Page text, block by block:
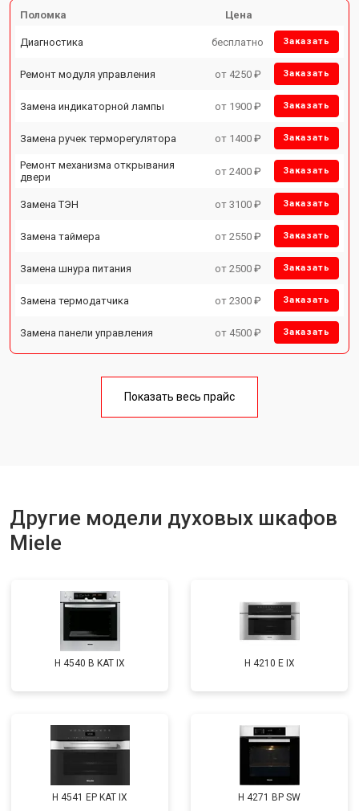
Поломка Цена
Диагностика бесплатно Заказать
Ремонт модуля управления от 4250 ₽ Заказать
Замена индикаторной лампы от 1900 ₽ Заказать
Замена ручек терморегулятора от 1400 ₽ Заказать
Ремонт механизма открывания
двери
от 2400 ₽ Заказать
Замена ТЭН от 3100 ₽ Заказать
Замена таймера от 2550 ₽ Заказать
Замена шнура питания от 2500 ₽ Заказать
Замена термодатчика от 2300 ₽ Заказать
Замена панели управления от 4500 ₽ Заказать
Показать весь прайс
Другие модели духовых шкафов
Miele
H 4540 B KAT IX H 4210 E IX
H 4541 EP KAT IX H 4271 BP SW